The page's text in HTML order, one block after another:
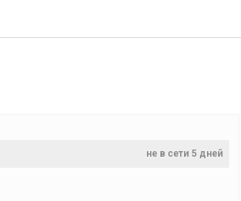
не в сети 5 дней